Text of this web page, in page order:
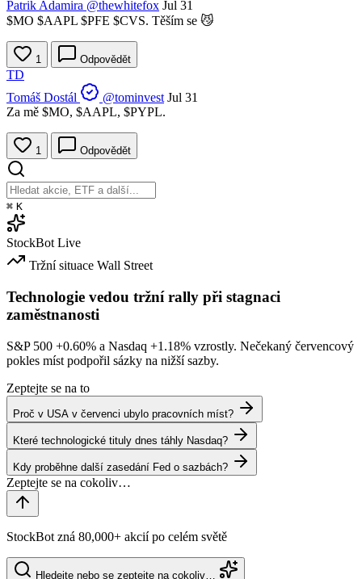
Patrik Adamira @thewhitefox Jul 31
$MO $AAPL $PFE $CVS. Těším se 😼
1 Odpovědět
TD
Tomáš Dostál
@tominvest Jul 31
Za mě $MO, $AAPL, $PYPL.
1 Odpovědět
⌘ K
StockBot Live
Tržní situace Wall Street
Technologie vedou tržní rally při stagnaci
zaměstnanosti
S&P 500 +0.60% a Nasdaq +1.18% vzrostly. Nečekaný červencový
pokles míst podpořil sázky na nižší sazby.
Zeptejte se na to
Proč v USA v červenci ubylo pracovních míst?
Které technologické tituly dnes táhly Nasdaq?
Kdy proběhne další zasedání Fed o sazbách?
StockBot zná 80,000+ akcií po celém světě
Hledejte nebo se zeptejte na cokoliv…